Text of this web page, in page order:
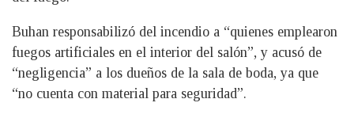
Buhan responsabilizó del incendio a “quienes emplearon
fuegos artificiales en el interior del salón”, y acusó de
“negligencia” a los dueños de la sala de boda, ya que
“no cuenta con material para seguridad”.